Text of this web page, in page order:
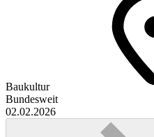
Baukultur
Bundesweit
02.02.2026